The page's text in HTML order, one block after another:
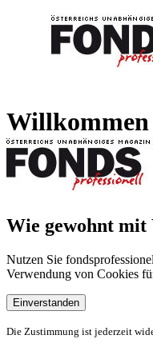
Willkommen
Wie gewohnt mit
Nutzen Sie
Verwendung von Cookies
Einverstanden
Die Zustimmung ist jederzeit